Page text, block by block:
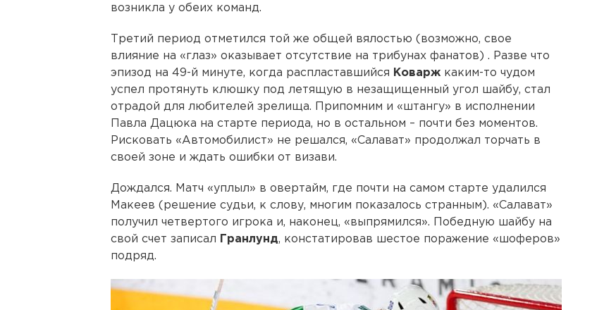
возникла у обеих команд.
Третий период отметился той же общей вялостью (возможно, свое
влияние на «глаз» оказывает отсутствие на трибунах фанатов) . Разве что
эпизод на 49-й минуте, когда распластавшийся Коварж каким-то чудом
успел протянуть клюшку под летящую в незащищенный угол шайбу, стал
отрадой для любителей зрелища. Припомним и «штангу» в исполнении
Павла Дацюка на старте периода, но в остальном – почти без моментов.
Рисковать «Автомобилист» не решался, «Салават» продолжал торчать в
своей зоне и ждать ошибки от визави.
Дождался. Матч «уплыл» в овертайм, где почти на самом старте удалился
Макеев (решение судьи, к слову, многим показалось странным). «Салават»
получил четвертого игрока и, наконец, «выпрямился». Победную шайбу на
свой счет записал
Гранлунд, констатировав шестое поражение «шоферов»
подряд.